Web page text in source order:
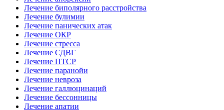
Лечение биполярного расстройства
Лечение булимии
Лечение панических атак
Лечение ОКР
Лечение стресса
Лечение СДВГ
Лечение ПТСР
Лечение паранойи
Лечение невроза
Лечение галлюцинаций
Лечение бессонницы
Лечение апатии